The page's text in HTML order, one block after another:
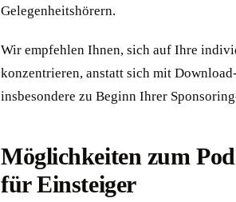
Gelegenheitshörern.
Wir empfehlen Ihnen, sich auf Ihre
konzentrieren, anstatt sich mit
insbesondere zu Beginn Ihrer
Möglichkeiten zum
für Einsteiger